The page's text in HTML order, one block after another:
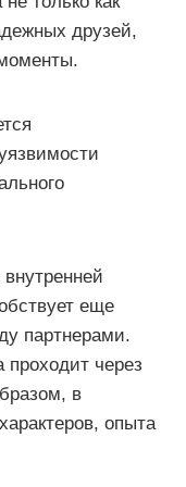
друзей,
еще
партнерами.
через
в
опыта